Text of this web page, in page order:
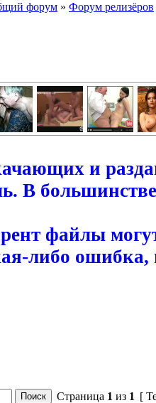
форум » Форум релизёров
и
В
файлы
либо
Страница 1 из 1 [